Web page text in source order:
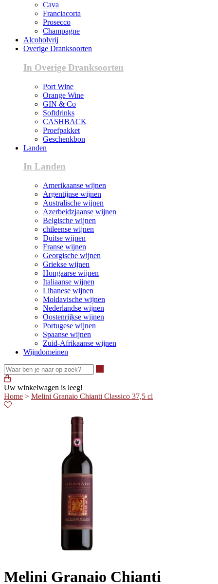
Cava
Franciacorta
Prosecco
Champagne
Alcoholvrij
Overige Dranksoorten
In Overige Dranksoorten
Port Wine
Orange Wine
GIN & Co
Softdrinks
CASHBACK
Proefpakket
Geschenkbon
Landen
In Landen
Amerikaanse wijnen
Argentijnse wijnen
Australische wijnen
Azerbeidzjaanse wijnen
Belgische wijnen
chileense wijnen
Duitse wijnen
Franse wijnen
Georgische wijnen
Griekse wijnen
Hongaarse wijnen
Italiaanse wijnen
Libanese wijnen
Moldavische wijnen
Nederlandse wijnen
Oostenrijkse wijnen
Portugese wijnen
Spaanse wijnen
Zuid-Afrikaanse wijnen
Wijndomeinen
Uw winkelwagen is leeg!
Home > Melini Granaio Chianti Classico 37,5 cl
Melini Granaio Chianti